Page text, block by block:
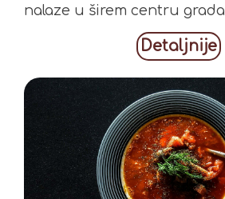
nalaze u širem centru grada
Detaljnije